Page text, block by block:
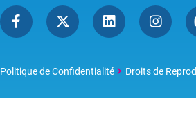
Politique de Confidentialité Droits de